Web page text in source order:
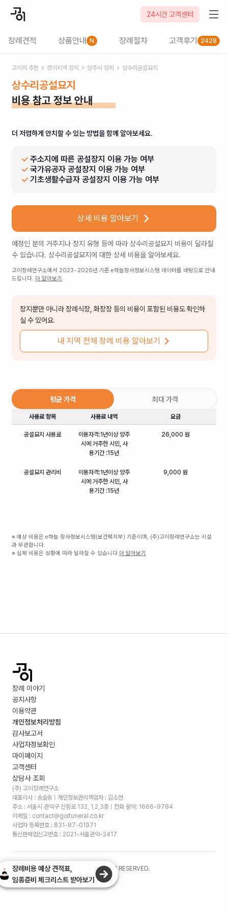
24시간 고객센터
장례견적 상품안내 N 장례절차 고객후기 2428
고이의 추천 경기 지역 장지 양주시 장지 상수리공설묘지
상수리공설묘지
비용 참고 정보 안내
더 저렴하게 안치할 수 있는 방법을 함께 알아보세요.
주소지에 따른 공설장지 이용 가능 여부
국가유공자 공설장지 이용 가능 여부
기초생활수급자 공설장지 이용 가능 여부
상세 비용 알아보기
예정인 분의 거주지나 장지 유형 등에 따라 상수리공설묘지 비용이 달라질
수 있습니다. 상수리공설묘지 에 대한 상세 비용을 알아보세요.
고이장례연구소에서 2023~2026년 기준 e하늘장사정보시스템 데이터를 바탕으로 안내
드립니다. 더 알아보기
장지뿐만 아니라 장례식장, 화장장 등의 비용이 포함된 비용도 확인하
실 수 있어요.
내 지역 전체 장례 비용 알아보기
평균 가격 최대 가격
사용료 항목 사용료 내역 요금
공설묘지 사용료
이용자격:1년이상 양주
시에 거주한 시민, 사
용기간 :15년
26,000 원
공설묘지 관리비
이용자격:1년이상 양주
시에 거주한 시민, 사
용기간 :15년
9,000 원
※ 예상 비용은 e하늘 장사정보시스템(보건복지부) 기준이며, (주)고이장례연구소는 시설
과 무관합니다.
※ 실제 비용은 상황에 따라 달라질 수 있습니다.더 알아보기
장례 이야기
공지사항
이용약관
개인정보처리방침
감사보고서
사업자정보확인
마이페이지
고객센터
상담사 조회
(주) 고이장례연구소
대표이사 : 송슬옹 | 개인정보관리책임자 : 김소현
주소 : 서울시 관악구 신림로 132, 1,2,3층 | 전화 문의: 1666-9784
이메일 : contact@goifuneral.co.kr
사업자 등록번호 : 831-87-01971
통신판매업신고번호 : 2021-서울관악-2417
©2026. (주)고이장례연구소 ALL RIGHTS RESERVED.
장례비용 예상 견적표,
임종준비 체크리스트 받아보기